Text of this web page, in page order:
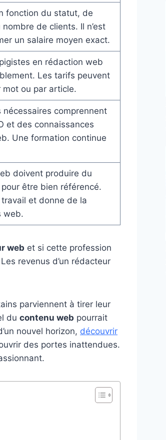
fonction du statut, de
nombre de clients. Il n’est
un salaire moyen exact.
en rédaction web
Les tarifs peuvent
mot ou par article.
nécessaires comprennent
et des connaissances
Une formation continue
doivent produire du
être bien référencé.
et donne de la
web.
web et si cette profession
revenus d’un rédacteur
parviennent à tirer leur
du contenu web pourrait
nouvel horizon, découvrir
des portes inattendues.